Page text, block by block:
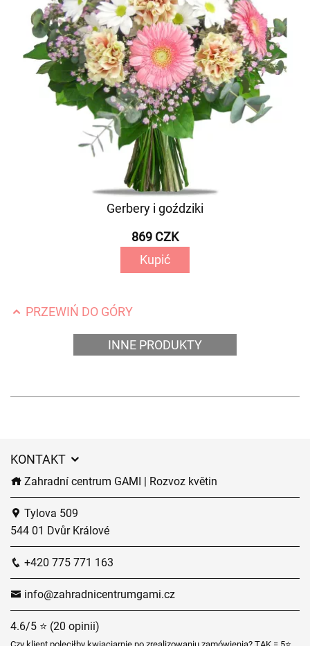
Gerbery i goździki
869 CZK
Kupić
PRZEWIŃ DO GÓRY
INNE PRODUKTY
KONTAKT
Zahradní centrum GAMI | Rozvoz květin
Tylova 509
544 01 Dvůr Králové
+420 775 771 163
info@zahradnicentrumgami.cz
4.6/5 ⭐ (20 opinii)